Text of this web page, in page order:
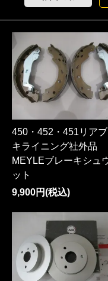
450・452・451リア
キライニング社外品
MEYLEブレーキシュ
ット
9,900円(税込)